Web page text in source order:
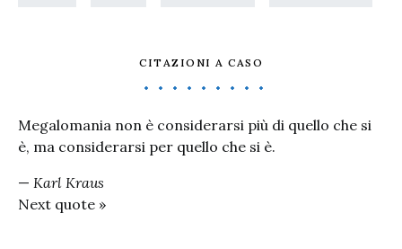
CITAZIONI A CASO
Megalomania non è considerarsi più di quello che si
è, ma considerarsi per quello che si è.
— Karl Kraus
Next quote »